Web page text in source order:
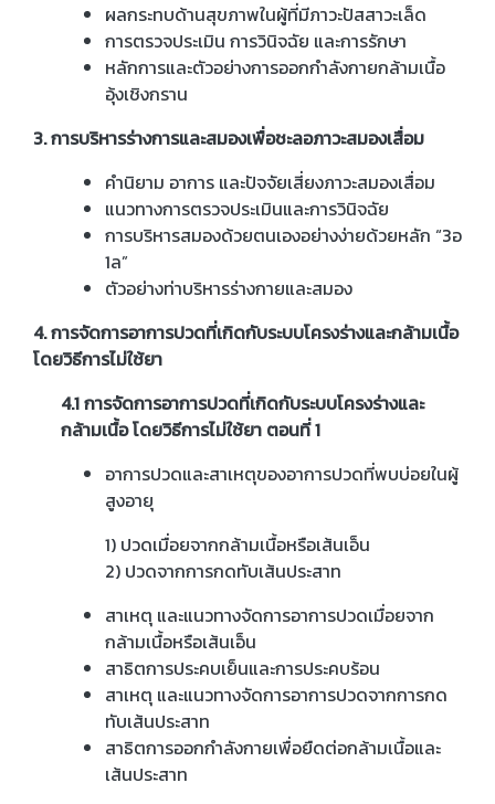
ผลกระทบด้านสุขภาพในผู้ที่มีภาวะปัสสาวะเล็ด
การตรวจประเมิน การวินิจฉัย และการรักษา
หลักการและตัวอย่างการออกกำลังกายกล้ามเนื้อ
อุ้งเชิงกราน
3. การบริหารร่างการและสมองเพื่อชะลอภาวะสมองเสื่อม
คำนิยาม อาการ และปัจจัยเสี่ยงภาวะสมองเสื่อม
แนวทางการตรวจประเมินและการวินิจฉัย
การบริหารสมองด้วยตนเองอย่างง่ายด้วยหลัก “3อ
1ล”
ตัวอย่างท่าบริหารร่างกายและสมอง
4. การจัดการอาการปวดที่เกิดกับระบบโครงร่างและกล้ามเนื้อ
โดยวิธีการไม่ใช้ยา
4.1 การจัดการอาการปวดที่เกิดกับระบบโครงร่างและ
กล้ามเนื้อ โดยวิธีการไม่ใช้ยา ตอนที่ 1
อาการปวดและสาเหตุของอาการปวดที่พบบ่อยในผู้
สูงอายุ
1) ปวดเมื่อยจากกล้ามเนื้อหรือเส้นเอ็น
2) ปวดจากการกดทับเส้นประสาท
สาเหตุ และแนวทางจัดการอาการปวดเมื่อยจาก
กล้ามเนื้อหรือเส้นเอ็น
สาธิตการประคบเย็นและการประคบร้อน
สาเหตุ และแนวทางจัดการอาการปวดจากการกด
ทับเส้นประสาท
สาธิตการออกกำลังกายเพื่อยืดต่อกล้ามเนื้อและ
เส้นประสาท